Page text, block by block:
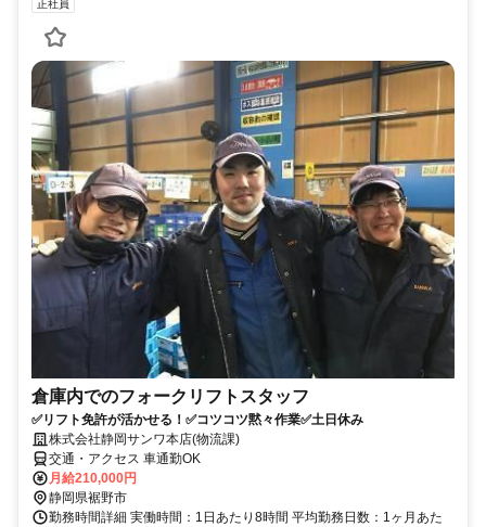
正社員
倉庫内でのフォークリフトスタッフ
✅リフト免許が活かせる！✅コツコツ黙々作業✅土日休み
株式会社静岡サンワ本店(物流課)
交通・アクセス 車通勤OK
月給210,000円
静岡県裾野市
勤務時間詳細 実働時間：1日あたり8時間 平均勤務日数：1ヶ月あた